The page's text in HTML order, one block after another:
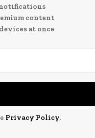
content
at once
Privacy Policy.